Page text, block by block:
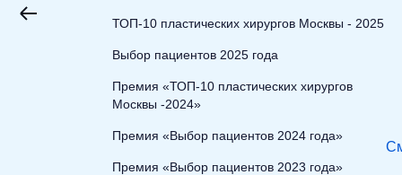
ТОП-10 пластических хирургов Москвы - 2025
Выбор пациентов 2025 года
Премия «ТОП-10 пластических хирургов
Москвы -2024»
Премия «Выбор пациентов 2024 года»
Премия «Выбор пациентов 2023 года»